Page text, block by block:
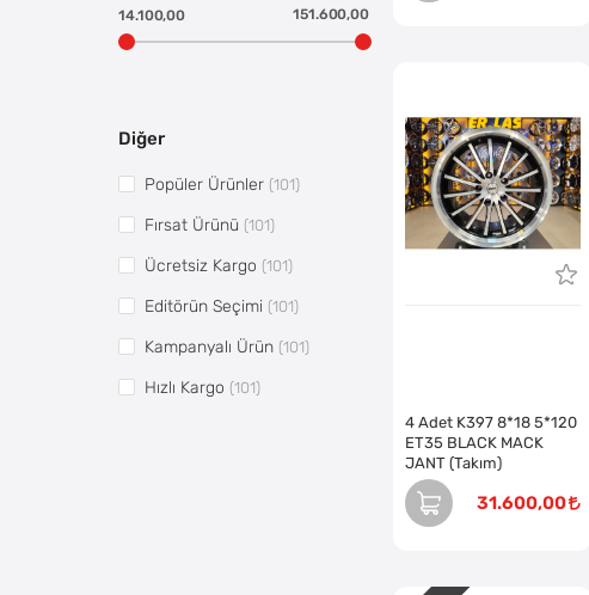
4 Adet K397 8*18 5*120
ET35 BLACK MACK
JANT (Takım)
31.600,00
LB014 JANT
MBC JANT
MİNİ COOPER
OPEL
PRO JANT (2)
R1 JANT
RC JANT (5)
14.100,00 151.600,00
Diğer
Popüler Ürünler (101)
Fırsat Ürünü (101)
Ücretsiz Kargo (101)
Editörün Seçimi (101)
Kampanyalı Ürün (101)
Hızlı Kargo (101)